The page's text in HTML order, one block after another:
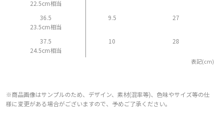
22.5cm相当
36.5
23.5cm相当
9.5 27
37.5
24.5cm相当
10 28
表記(cm)
※商品画像はサンプルのため、デザイン、素材(混率等)、色味やサイズ等の仕
様に変更がある場合がございますので、予めご了承ください。